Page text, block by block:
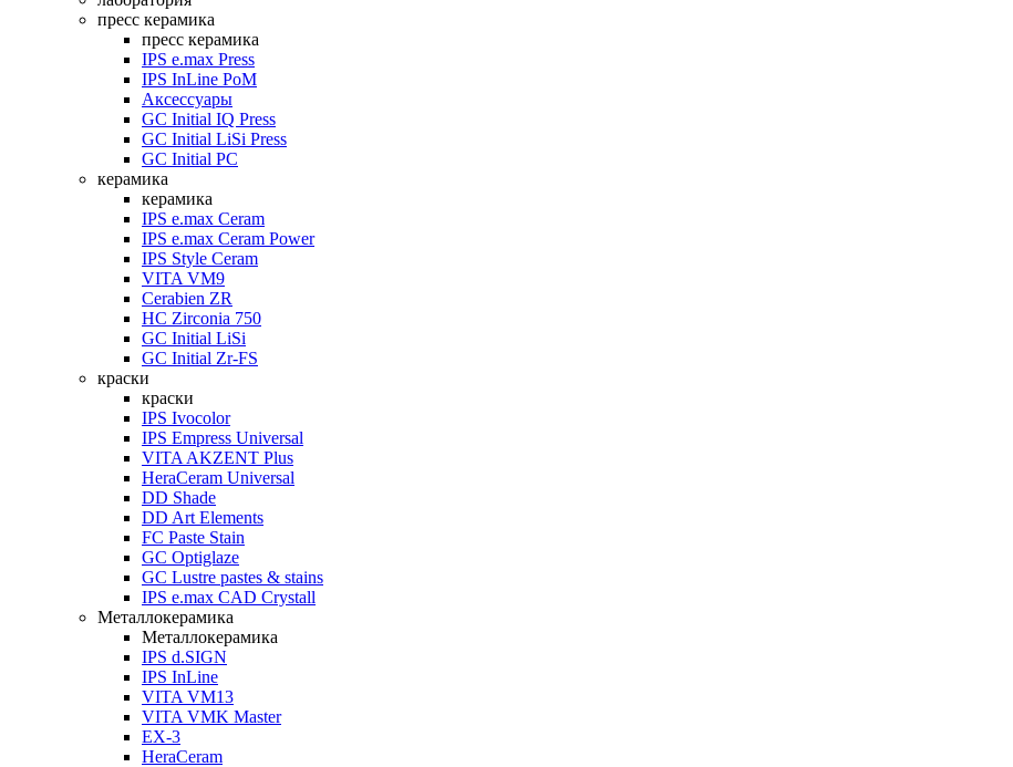
пресс керамика
пресс керамика
IPS e.max Press
IPS InLine PoM
Аксессуары
GC Initial IQ Press
GC Initial LiSi Press
GC Initial PC
керамика
керамика
IPS e.max Ceram
IPS e.max Ceram Power
IPS Style Ceram
VITA VM9
Cerabien ZR
HC Zirconia 750
GC Initial LiSi
GC Initial Zr-FS
краски
краски
IPS Ivocolor
IPS Empress Universal
VITA AKZENT Plus
HeraCeram Universal
DD Shade
DD Art Elements
FC Paste Stain
GC Optiglaze
GC Lustre pastes & stains
IPS e.max CAD Crystall
Металлокерамика
Металлокерамика
IPS d.SIGN
IPS InLine
VITA VM13
VITA VMK Master
EX-3
HeraCeram